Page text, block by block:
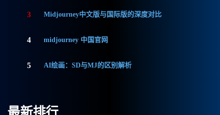
3 Midjourney中文版与国际版的深度对比
4 midjourney 中国官网
5 AI绘画：SD与MJ的区别解析